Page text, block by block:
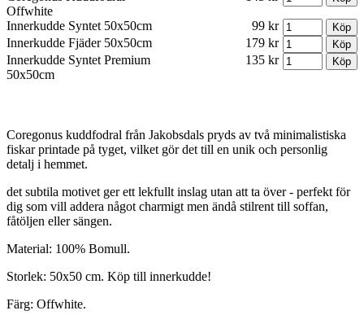
Offwhite
Innerkudde Syntet 50x50cm
99 kr
Innerkudde Fjäder 50x50cm
179 kr
Innerkudde Syntet Premium
50x50cm
135 kr
Coregonus kuddfodral från Jakobsdals pryds av två minimalistiska
fiskar printade på tyget, vilket gör det till en unik och personlig
detalj i hemmet.
det subtila motivet ger ett lekfullt inslag utan att ta över - perfekt för
dig som vill addera något charmigt men ändå stilrent till soffan,
fåtöljen eller sängen.
Material: 100% Bomull.
Storlek: 50x50 cm. Köp till innerkudde!
Färg: Offwhite.